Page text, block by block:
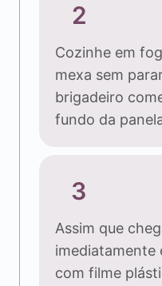
2
Cozinhe em
mexa sem
brigadeiro
fundo da
3
Assim que
imediatamente
com filme